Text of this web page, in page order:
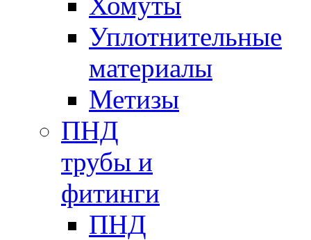
Уплотнительные
материалы
Метизы
ПНД
трубы и
фитинги
ПНД